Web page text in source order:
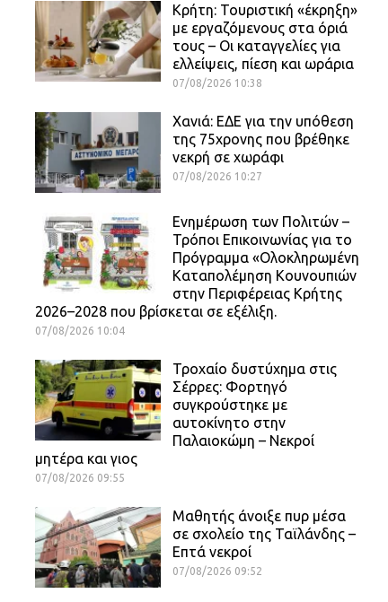
Κρήτη: Τουριστική «έκρηξη»
με εργαζόμενους στα όριά
τους – Οι καταγγελίες για
ελλείψεις, πίεση και ωράρια
07/08/2026 10:38
Χανιά: ΕΔΕ για την υπόθεση
της 75χρονης που βρέθηκε
νεκρή σε χωράφι
07/08/2026 10:27
Ενημέρωση των Πολιτών –
Τρόποι Επικοινωνίας για το
Πρόγραμμα «Ολοκληρωμένη
Καταπολέμηση Κουνουπιών
στην Περιφέρειας Κρήτης
2026–2028 που βρίσκεται σε εξέλιξη.
07/08/2026 10:04
Τροχαίο δυστύχημα στις
Σέρρες: Φορτηγό
συγκρούστηκε με
αυτοκίνητο στην
Παλαιοκώμη – Νεκροί
μητέρα και γιος
07/08/2026 09:55
Μαθητής άνοιξε πυρ μέσα
σε σχολείο της Ταϊλάνδης –
Επτά νεκροί
07/08/2026 09:52